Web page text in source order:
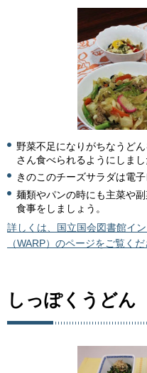
野菜不足になりがちなうど
さん食べられるようにしまし
きのこのチーズサラダは電
麺類やパンの時にも主菜や
食事をしましょう。
詳しくは、国立国会図書館イ
（WARP）のページをご覧く
しっぽくうどん